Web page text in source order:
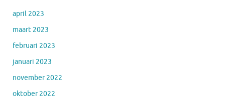
april 2023
maart 2023
februari 2023
januari 2023
november 2022
oktober 2022